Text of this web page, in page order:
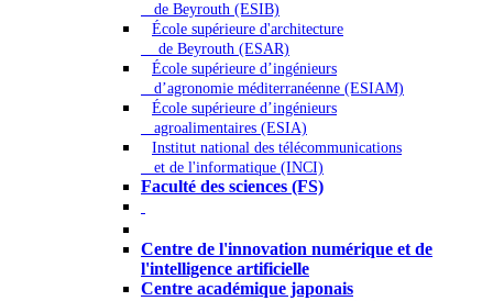
de Beyrouth (ESIB)
École supérieure d'architecture
de Beyrouth (ESAR)
École supérieure d’ingénieurs
d’agronomie méditerranéenne (ESIAM)
École supérieure d’ingénieurs
agroalimentaires (ESIA)
Institut national des télécommunications
et de l'informatique (INCI)
Faculté des sciences (FS)
Centre de l'innovation numérique et de
l'intelligence artificielle
Centre académique japonais